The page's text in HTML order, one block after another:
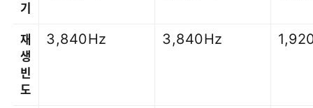
기
재
생
빈
도
3,840Hz 3,840Hz